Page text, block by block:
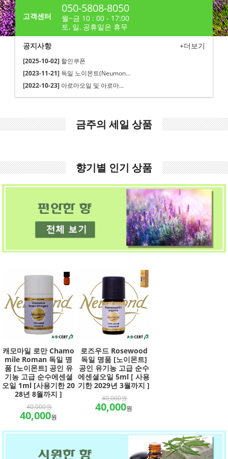
고객센터
050-5808-8050
월~금 10 : 00 - 17:00
토, 일, 공휴일은 휴무
공지사항
+더보기
[2025-10-02]할인쿠폰
[2023-11-21]독일 노이몬트(Neumon...
[2022-10-23]아로마오일 및 아로마...
금주의 세일 상품
향기별 인기 상품
캐모마일 로만 Chamo
mile Roman 독일 명
품 [노이몬트] 공인 유
기농 고급 순수에센셜
오일 1ml [사용기한 20
28년 8월까지 ]
40,000원
40,000원
로즈우드 Rosewood
독일 명품 [노이몬트]
공인 유기농 고급 순수
에센셜오일 5ml [ 사용
기한 2029년 3월까지 ]
40,000원
40,000원